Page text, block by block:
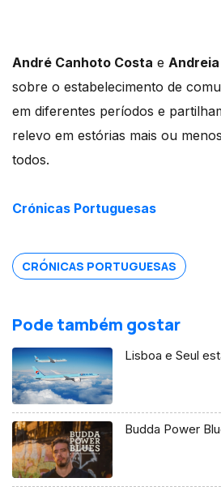
André Canhoto Costa e
sobre o estabelecimento de
em diferentes períodos e
relevo em estórias mais ou
todos.
Crónicas Portuguesas
CRÓNICAS PORTUGUESAS
Pode também gostar
Lisboa e Seul
Budda Power